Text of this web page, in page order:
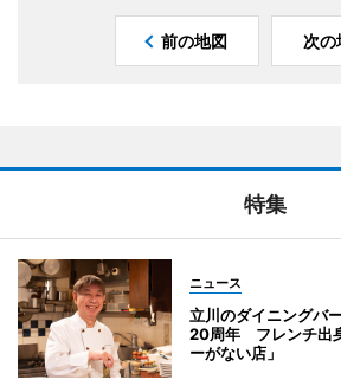
前の地図 次の
特集
ニュース
立川のダイニングバ
20周年 フレンチ出
ーがない店」